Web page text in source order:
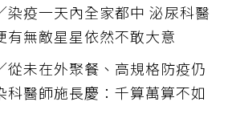
染疫一天內全家都中 泌尿科醫
有無敵星星依然不敢大意
從未在外聚餐、高規格防疫仍
科醫師施長慶：千算萬算不如